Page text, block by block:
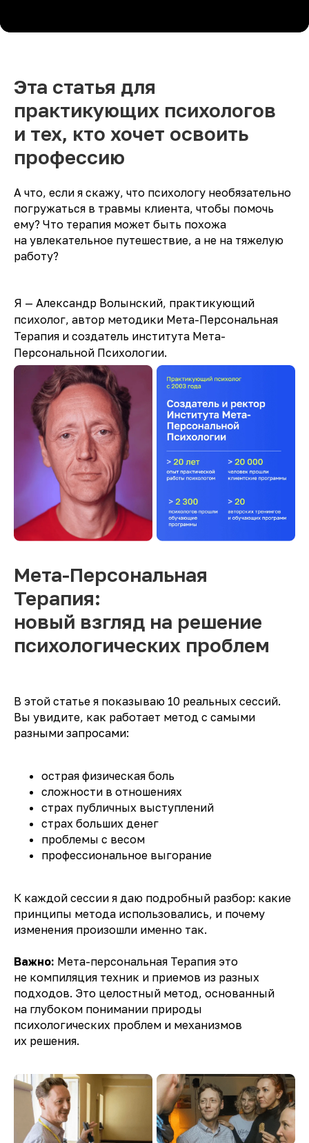
Эта статья для
практикующих психологов
и тех, кто хочет освоить
профессию
А что, если я скажу, что психологу необязательно
погружаться в травмы клиента, чтобы помочь
ему? Что терапия может быть похожа
на увлекательное путешествие, а не на тяжелую
работу?
Я — Александр Волынский, практикующий
психолог, автор методики Мета-Персональная
Терапия и создатель института Мета-
Персональной Психологии.
Мета-Персональная
Терапия:
новый взгляд на решение
психологических проблем
В этой статье я показываю 10 реальных сессий.
Вы увидите, как работает метод с самыми
разными запросами:
острая физическая боль
сложности в отношениях
страх публичных выступлений
страх больших денег
проблемы с весом
профессиональное выгорание
К каждой сессии я даю подробный разбор: какие
принципы метода использовались, и почему
изменения произошли именно так.
Важно: Мета-персональная Терапия это
не компиляция техник и приемов из разных
подходов. Это целостный метод, основанный
на глубоком понимании природы
психологических проблем и механизмов
их решения.